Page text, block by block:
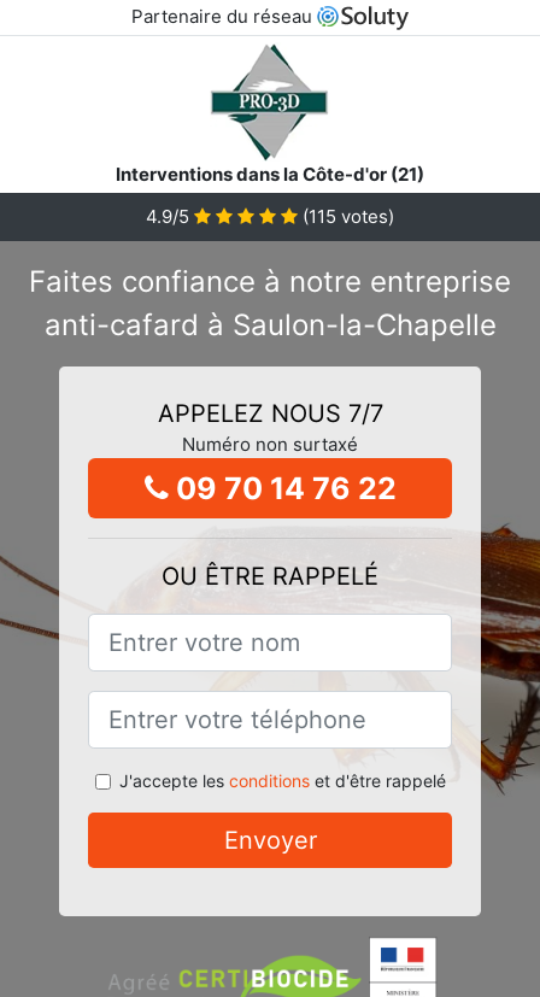
Partenaire du réseau
Interventions dans la Côte-d'or (21)
4.9/5
(115 votes)
Faites confiance à notre entreprise
anti-cafard à Saulon-la-Chapelle
APPELEZ NOUS 7/7
Numéro non surtaxé
09 70 14 76 22
OU ÊTRE RAPPELÉ
J'accepte les conditionset d'être rappelé
Envoyer